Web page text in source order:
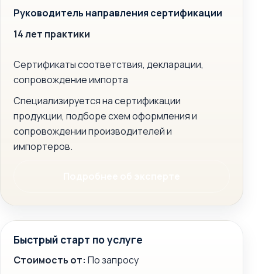
Руководитель направления сертификации
14 лет практики
Сертификаты соответствия, декларации,
сопровождение импорта
Специализируется на сертификации
продукции, подборе схем оформления и
сопровождении производителей и
импортеров.
Быстрый старт по услуге
Стоимость от: По запросу